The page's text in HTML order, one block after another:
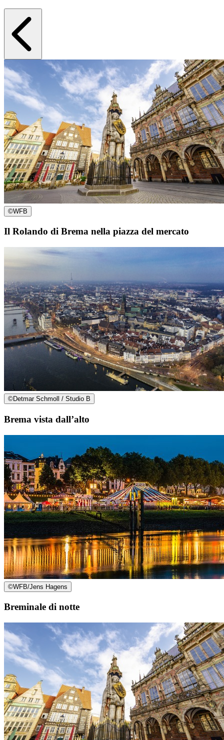
©WFB
Il Rolando di Brema nella piazza del mercato
©Detmar Schmoll / Studio B
Brema vista dall’alto
©WFB/Jens Hagens
Breminale di notte